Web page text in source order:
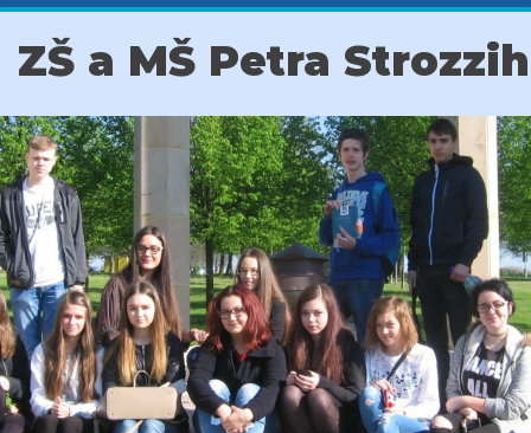
ZŠ a MŠ Petra